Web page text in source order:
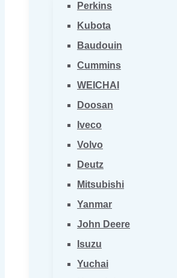
Perkins
Kubota
Baudouin
Cummins
WEICHAI
Doosan
Iveco
Volvo
Deutz
Mitsubishi
Yanmar
John Deere
Isuzu
Yuchai